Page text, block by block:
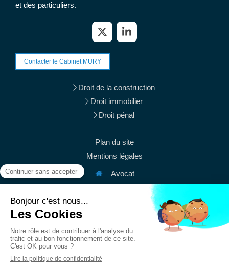
et des particuliers.
Contacter le Cabinet MURY
Droit de la construction
Droit immobilier
Droit pénal
Plan du site
Mentions légales
Avocat
38 rue du Mont Thabor
Afficher le téléphone
contact@mury-avocats.fr
DuLundiauVendredi